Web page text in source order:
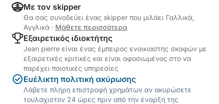
Με τον skipper
Θα σας συνοδεύει ένας skipper που μιλάει Γαλλικά,
Αγγλικά · Μάθετε περισσότερα
Εξαιρετικός ιδιοκτήτης
Jean pierre είναι ένας έμπειρος ενοικιαστής σκαφών με
εξαιρετικές κριτικές και είναι αφοσιωμένος στο να
παρέχει ποιοτικές υπηρεσίες
Ευέλικτη πολιτική ακύρωσης
Λάβετε πλήρη επιστροφή χρημάτων αν ακυρώσετε
τουλάχιστον 24 ώρες πριν από την έναρξη της